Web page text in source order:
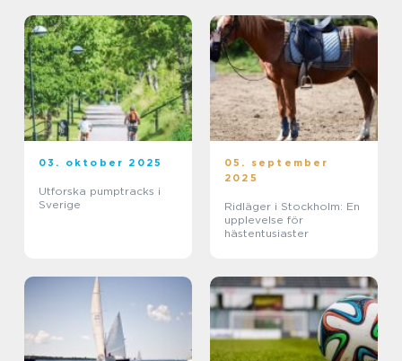
03. oktober 2025
Utforska pumptracks i
Sverige
05. september
2025
Ridläger i Stockholm: En
upplevelse för
hästentusiaster